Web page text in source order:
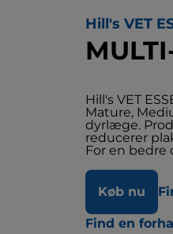
Hill's VET
Hill's VET
Mature,
dyrlæge.
reducerer
For en bedre
Køb nu
Find en